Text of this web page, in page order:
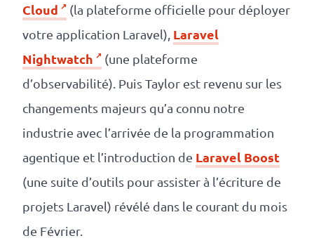
Cloud
(la plateforme officielle pour déployer
votre application Laravel), Laravel
Nightwatch
(une plateforme
d’observabilité). Puis Taylor est revenu sur les
changements majeurs qu’a connu notre
industrie avec l’arrivée de la programmation
agentique et l’introduction de Laravel Boost
(une suite d’outils pour assister à l’écriture de
projets Laravel) révélé dans le courant du mois
de Février.